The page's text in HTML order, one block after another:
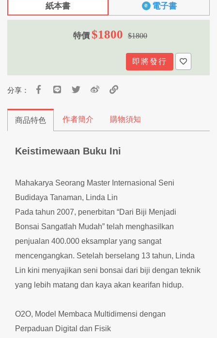
紙本書 e 電子書
特價 $1800 $1800
即將發行
分享：
商品特色 作者簡介 購物須知
Keistimewaan Buku Ini
Mahakarya Seorang Master Internasional Seni
Budidaya Tanaman, Linda Lin
Pada tahun 2007, penerbitan “Dari Biji Menjadi
Bonsai Sangatlah Mudah” telah menghasilkan
penjualan 400.000 eksamplar yang sangat
mencengangkan. Setelah berselang 13 tahun, Linda
Lin kini menyajikan seni bonsai dari biji dengan teknik
yang lebih matang dan kaya akan kearifan hidup.
O2O, Model Membaca Multidimensi dengan
Perpaduan Digital dan Fisik